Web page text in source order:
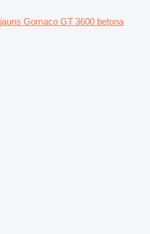
jauns Gomaco GT 3600 betona